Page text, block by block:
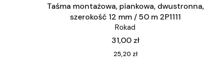
Taśma montażowa, piankowa, dwustronna,
szerokość 12 mm / 50 m 2P1111
Rokad
Cena
31,00 zł
Cena
25,20 zł